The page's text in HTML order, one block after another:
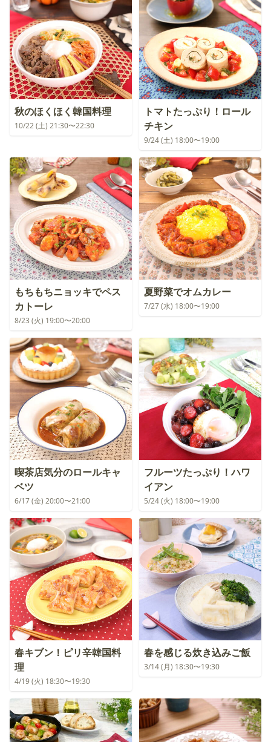
秋のほくほく韓国料理
10/22 (土) 21:30〜22:30
トマトたっぷり！ロール
チキン
9/24 (土) 18:00〜19:00
もちもちニョッキでペス
カトーレ
8/23 (火) 19:00〜20:00
夏野菜でオムカレー
7/27 (水) 18:00〜19:00
喫茶店気分のロールキャ
ベツ
6/17 (金) 20:00〜21:00
フルーツたっぷり！ハワ
イアン
5/24 (火) 18:00〜19:00
春キブン！ピリ辛韓国料
理
4/19 (火) 18:30〜19:30
春を感じる炊き込みご飯
3/14 (月) 18:30〜19:30